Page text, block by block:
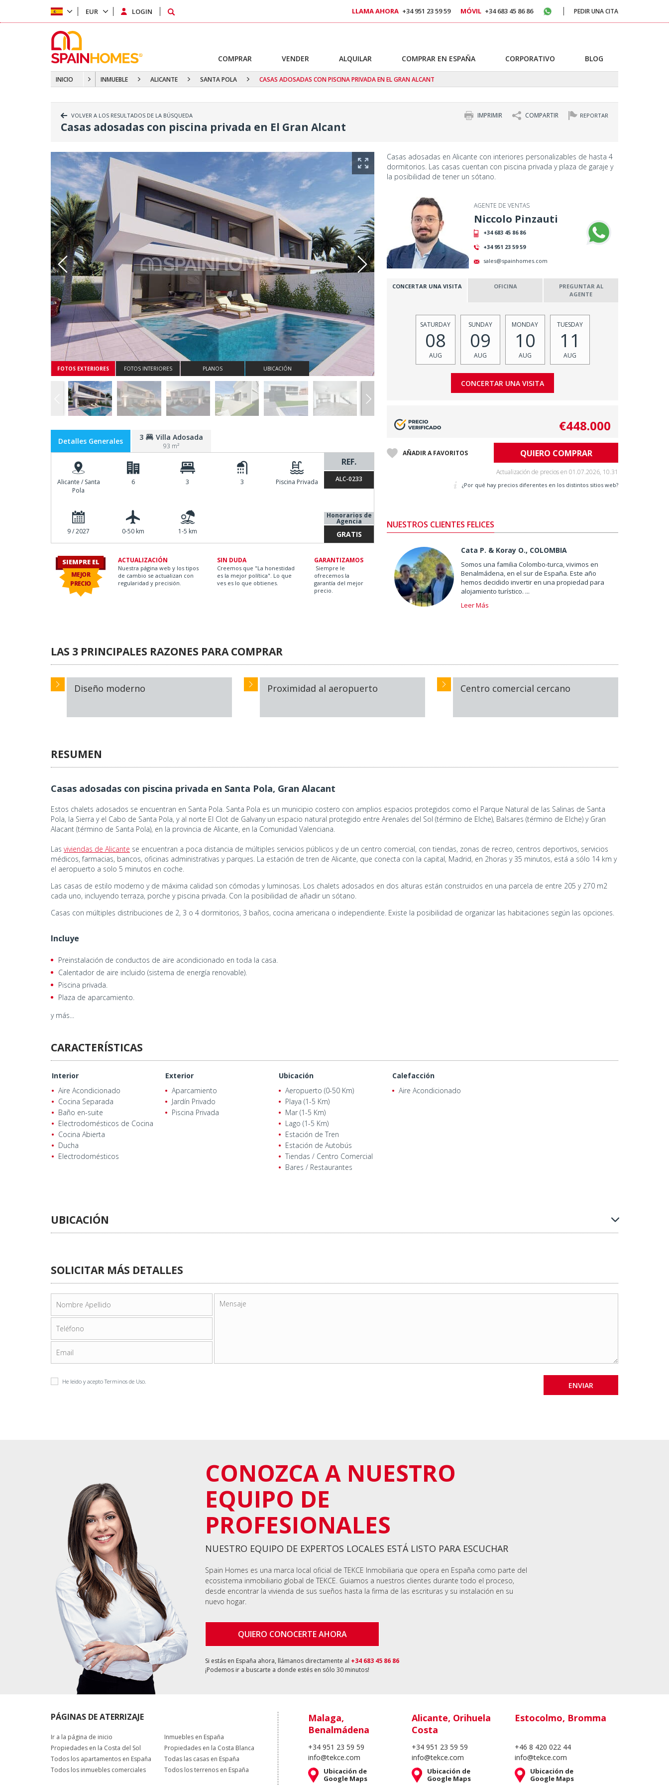
INICIO INMUEBLE ALICANTE SANTA POLA CASAS ADOSADAS CON PISCINA PRIVADA EN EL GRAN ALCANT
VOLVER A LOS RESULTADOS DE LA BÚSQUEDA REPORTAR
COMPARTIR
IMPRIMIR
Casas adosadas con piscina privada en El Gran Alcant
FOTOS EXTERIORES FOTOS INTERIORES PLANOS UBICACIÓN
Detalles Generales 3 Villa Adosada
93 m²
REF.
ALC-0233
Honorarios de
Agencia
GRATIS
Alicante / Santa
Pola
6 3 3 Piscina Privada
9 / 2027 0-50 km 1-5 km
SIEMPRE EL
MEJOR
PRECIO
ACTUALIZACIÓN
Nuestra página web y los tipos
de cambio se actualizan con
regularidad y precisión.
SIN DUDA
Creemos que "La honestidad
es la mejor política". Lo que
ves es lo que obtienes.
GARANTIZAMOS
Siempre le
ofrecemos la
garantía del mejor
precio.
Casas adosadas en Alicante con interiores personalizables de hasta 4
dormitorios. Las casas cuentan con piscina privada y plaza de garaje y
la posibilidad de tener un sótano.
AGENTE DE VENTAS
Niccolo Pinzauti
+34 683 45 86 86
+34 951 23 59 59
sales@spainhomes.com
Whatsapp
CONCERTAR UNA VISITA OFICINA
PREGUNTAR AL
AGENTE
SATURDAY
08
AUG
SUNDAY
09
AUG
MONDAY
10
AUG
TUESDAY
11
AUG
€448.000
AÑADIR A FAVORITOS QUIERO COMPRAR
Actualización de precios en 01.07.2026, 10.31
¿Por qué hay precios diferentes en los distintos sitios web?
NUESTROS CLIENTES FELICES
Cata P. & Koray O., COLOMBIA
Somos una familia Colombo-turca, vivimos en
Benalmádena, en el sur de España. Este año
hemos decidido invertir en una propiedad para
alojamiento turístico. ...
Leer Más
LAS 3 PRINCIPALES RAZONES PARA COMPRAR
Diseño moderno Proximidad al aeropuerto Centro comercial cercano
RESUMEN
Casas adosadas con piscina privada en Santa Pola, Gran Alacant
Estos chalets adosados se encuentran en Santa Pola. Santa Pola es un municipio costero con amplios espacios protegidos como el Parque Natural de las Salinas de Santa
Pola, la Sierra y el Cabo de Santa Pola, y al norte El Clot de Galvany un espacio natural protegido entre Arenales del Sol (término de Elche), Balsares (término de Elche) y Gran
Alacant (término de Santa Pola), en la provincia de Alicante, en la Comunidad Valenciana.
Las viviendas de Alicante se encuentran a poca distancia de múltiples servicios públicos y de un centro comercial, con tiendas, zonas de recreo, centros deportivos, servicios
médicos, farmacias, bancos, oficinas administrativas y parques. La estación de tren de Alicante, que conecta con la capital, Madrid, en 2horas y 35 minutos, está a sólo 14 km y
el aeropuerto a solo 5 minutos en coche.
Las casas de estilo moderno y de máxima calidad son cómodas y luminosas. Los chalets adosados en dos alturas están construidos en una parcela de entre 205 y 270 m2
cada uno, incluyendo terraza, porche y piscina privada. Con la posibilidad de añadir un sótano.
Casas con múltiples distribuciones de 2, 3 o 4 dormitorios, 3 baños, cocina americana o independiente. Existe la posibilidad de organizar las habitaciones según las opciones.
Incluye
Preinstalación de conductos de aire acondicionado en toda la casa.
Calentador de aire incluido (sistema de energía renovable).
Piscina privada.
Plaza de aparcamiento.
y más...
CARACTERÍSTICAS
Interior
Aire Acondicionado
Cocina Separada
Baño en-suite
Electrodomésticos de Cocina
Cocina Abierta
Ducha
Electrodomésticos
Exterior
Aparcamiento
Jardín Privado
Piscina Privada
Ubicación
Aeropuerto (0-50 Km)
Playa (1-5 Km)
Mar (1-5 Km)
Lago (1-5 Km)
Estación de Tren
Estación de Autobús
Tiendas / Centro Comercial
Bares / Restaurantes
Calefacción
Aire Acondicionado
UBICACIÓN
SOLICITAR MÁS DETALLES
He leido y aceptoTerminos de Uso.
EUR LOGIN LLAMA AHORA +34 951 23 59 59 MÓVIL +34 683 45 86 86 PEDIR UNA CITA
COMPRAR VENDER ALQUILAR COMPRAR EN ESPAÑA CORPORATIVO BLOG
CONOZCA A NUESTRO
EQUIPO DE
PROFESIONALES
NUESTRO EQUIPO DE EXPERTOS LOCALES ESTÁ LISTO PARA ESCUCHAR
Spain Homes es una marca local oficial de TEKCE Inmobiliaria que opera en España como parte del
ecosistema inmobiliario global de TEKCE. Guiamos a nuestros clientes durante todo el proceso,
desde encontrar la vivienda de sus sueños hasta la firma de las escrituras y su instalación en su
nuevo hogar.
QUIERO CONOCERTE AHORA
Si estás en España ahora, llámanos directamente al +34 683 45 86 86
¡Podemos ir a buscarte a donde estés en sólo 30 minutos!
PÁGINAS DE ATERRIZAJE
Ir a la página de inicio
Inmuebles en España
Propiedades en la Costa del Sol
Propiedades en la Costa Blanca
Todos los apartamentos en España
Todas las casas en España
Todos los inmuebles comerciales
Todos los terrenos en España
Malaga,
Benalmádena
+34 951 23 59 59
info@tekce.com
Ubicación de
Google Maps
Alicante, Orihuela
Costa
+34 951 23 59 59
info@tekce.com
Ubicación de
Google Maps
Estocolmo, Bromma
+46 8 420 022 44
info@tekce.com
Ubicación de
Google Maps